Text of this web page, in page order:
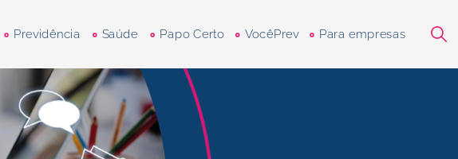
Previdência Saúde Papo Certo VocêPrev Para empresas